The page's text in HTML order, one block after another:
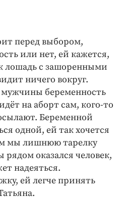
перед выбором,
или нет, ей кажется,
лошадь с зашоренными
ничего вокруг.
мужчины беременность
на аборт сам, кого-­то
Беременной
одной, ей так хочется
мы лишнюю тарелку
оказался человек,
надеяться.
ей легче принять